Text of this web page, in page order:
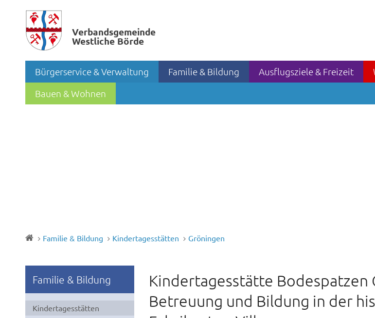
Verbands­gemeinde
Westliche Börde
Bürgerservice & Verwaltung Familie & Bildung Ausflugsziele & Freizeit
Bauen & Wohnen
Familie & Bildung Kindertagesstätten Gröningen
Familie & Bildung
Kindertagesstätten
Kindertagesstätte Bodespatzen
Betreuung und Bildung in der